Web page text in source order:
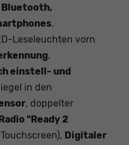
,
Leseleuchten vorn
,
einstell- und
in den
, doppelter
Radio "Ready 2
Digitaler